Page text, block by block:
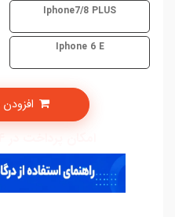
Iphone7/8 PLUS
Iphone 6 E